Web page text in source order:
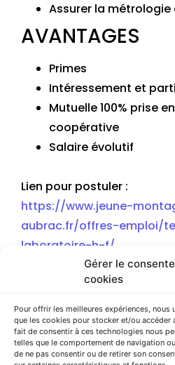
Gérer le
cookies
Pour offrir les meilleures expériences,
que les cookies pour stocker et/ou accéder
fait de consentir à ces technologies nous
telles que le comportement de navigation
de ne pas consentir ou de retirer son
Assurer la
AVANTAGES
Primes
Intéressement et
Mutuelle 100% prise
coopérative
Salaire évolutif
Lien pour postuler :
https://www.jeune-
aubrac.fr/offres-emploi/
laboratoire-h-f/
Article précédent